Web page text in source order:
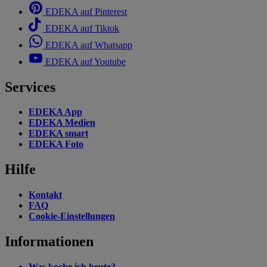
EDEKA auf Pinterest
EDEKA auf Tiktok
EDEKA auf Whatsapp
EDEKA auf Youtube
Services
EDEKA App
EDEKA Medien
EDEKA smart
EDEKA Foto
Hilfe
Kontakt
FAQ
Cookie-Einstellungen
Informationen